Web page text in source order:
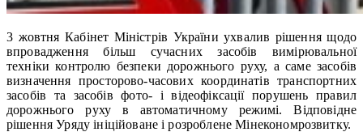
3 жовтня Кабінет Міністрів України ухвалив рішення щодо
впровадження більш сучасних засобів вимірювальної
техніки контролю безпеки дорожнього руху, а саме засобів
визначення просторово-часових координатів транспортних
засобів та засобів фото- і відеофіксації порушень правил
дорожнього руху в автоматичному режимі. Відповідне
рішення Уряду ініційоване і розроблене Мінекономрозвитку.